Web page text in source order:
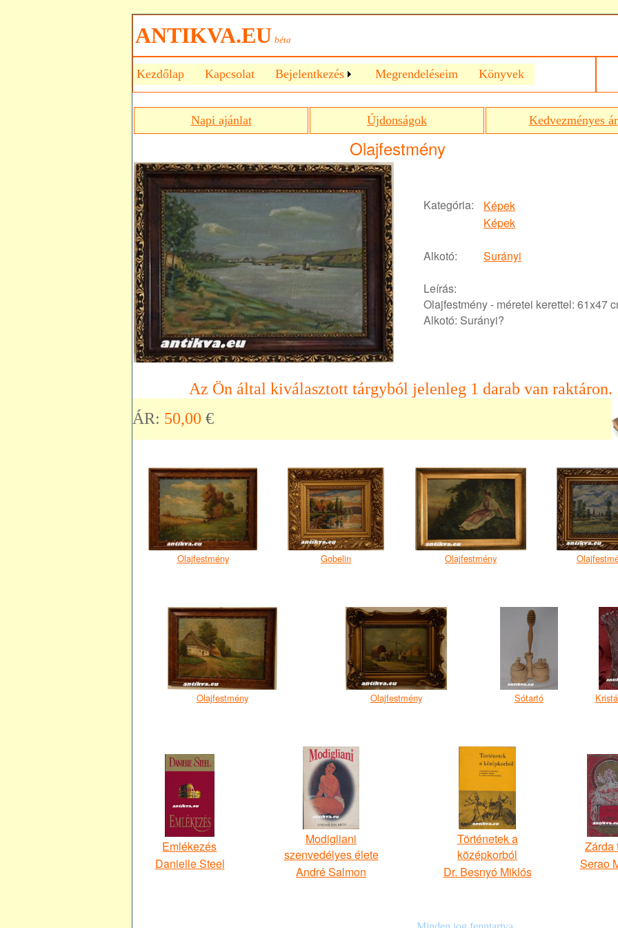
ANTIKVA.EU béta
Kezdőlap Kapcsolat Bejelentkezés Megrendeléseim Könyvek
Napi ajánlat Újdonságok Kedvezményes ár
Olajfestmény
Kategória:
Képek
Képek
Alkotó: Surányi
Leírás:
Olajfestmény - méretei kerettel: 61x47
Alkotó: Surányi?
Az Ön által kiválasztott tárgyból jelenleg 1 darab van raktáron.
ÁR: 50,00 €
Olajfestmény Gobelin Olajfestmény
Olajfestmény Olajfestmény Sótartó
Emlékezés
Danielle Steel
Modigliani
szenvedélyes élete
André Salmon
Történetek a
középkorból
Dr. Besnyó Miklós
Zárda
Serao